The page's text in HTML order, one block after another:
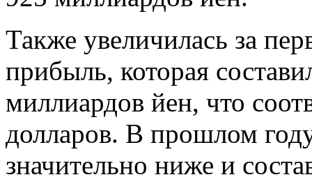
Также увеличилась за
прибыль, которая
миллиардов йен, что
долларов. В прошлом
значительно ниже и